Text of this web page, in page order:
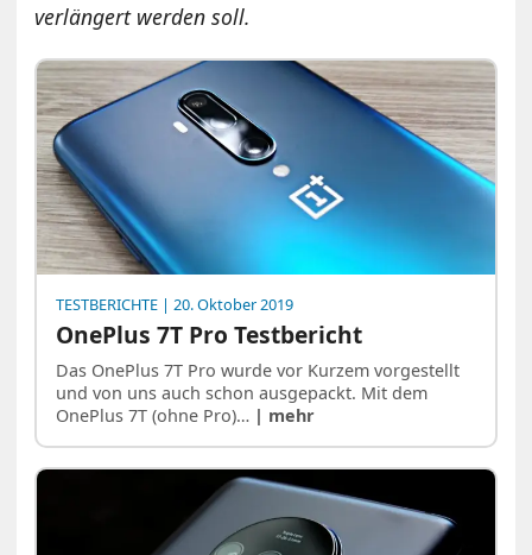
verlängert werden soll.
TESTBERICHTE | 20. Oktober 2019
OnePlus 7T Pro Testbericht
Das OnePlus 7T Pro wurde vor Kurzem vorgestellt
und von uns auch schon ausgepackt. Mit dem
OnePlus 7T (ohne Pro)… | mehr